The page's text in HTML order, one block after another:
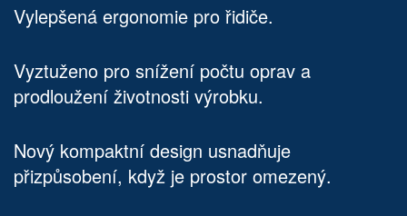
Vylepšená ergonomie pro řidiče.
Vyztuženo pro snížení počtu oprav a
prodloužení životnosti výrobku.
Nový kompaktní design usnadňuje
přizpůsobení, když je prostor omezený.